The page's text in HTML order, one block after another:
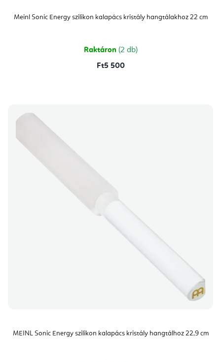
Meinl Sonic Energy szilikon kalapács kristály hangtálakhoz 22 cm
Raktáron (2 db)
Ft5 500
MEINL Sonic Energy szilikon kalapács kristály hangtálhoz 22,9 cm